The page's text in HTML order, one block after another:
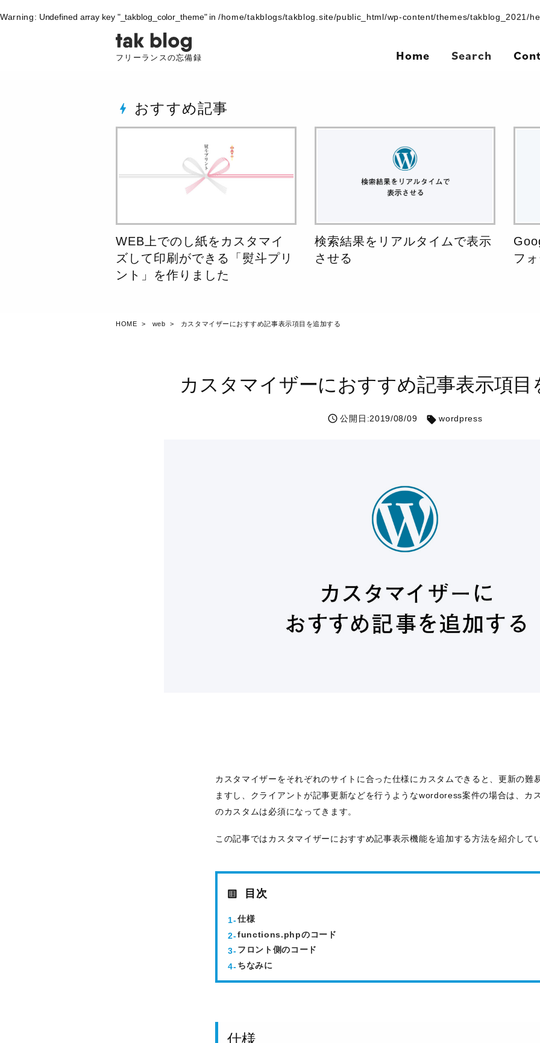
Warning : Undefined array key "_takblog_color_theme" in/home/takblogs/takblog.site/public_html/wp-content/themes/takblog_2021/
フリーランスの忘備録 Home Search
bolt おすすめ記事
WEB上でのし紙をカスタマイ
ズして印刷ができる「熨斗プリ
ント」を作りました
検索結果をリアルタイムで表示
させる
フ
HOME web カスタマイザーにおすすめ記事表示項目を追加する
カスタマイザーにおすすめ記事表示項目
公開日:2019/08/09 wordpress
カスタマイザーをそれぞれのサイトに合った仕様にカスタムできると、更新の難
ますし、クライアントが記事更新などを行うようなwordoress案件の場合は、カ
のカスタムは必須になってきます。
この記事ではカスタマイザーにおすすめ記事表示機能を追加する方法を紹介して
目次
仕様
functions.phpのコード
フロント側のコード
ちなみに
仕様